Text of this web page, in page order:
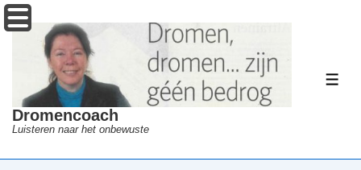
↓
Doorgaan
hoofdinhoud
Dromencoach
Luisteren naar het onbewuste
Menu